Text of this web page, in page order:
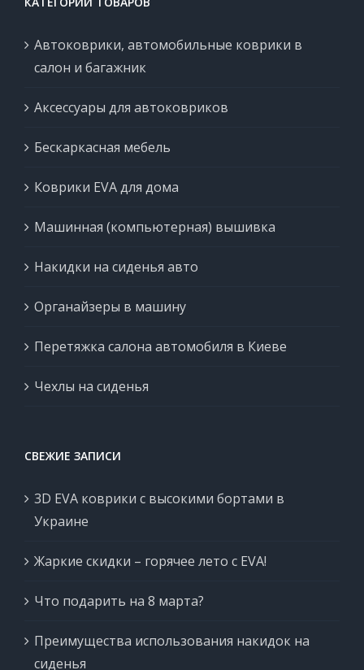
Автоковрики, автомобильные коврики в
салон и багажник
Аксессуары для автоковриков
Бескаркасная мебель
Коврики EVA для дома
Машинная (компьютерная) вышивка
Накидки на сиденья авто
Органайзеры в машину
Перетяжка салона автомобиля в Киеве
Чехлы на сиденья
СВЕЖИЕ ЗАПИСИ
3D EVA коврики с высокими бортами в
Украине
Жаркие скидки – горячее лето с EVA!
Что подарить на 8 марта?
Преимущества использования накидок на
сиденья